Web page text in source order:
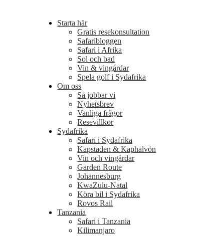
Starta här
Gratis resekonsultation
Safaribloggen
Safari i Afrika
Sol och bad
Vin & vingårdar
Spela golf i Sydafrika
Om oss
Så jobbar vi
Nyhetsbrev
Vanliga frågor
Resevillkor
Sydafrika
Safari i Sydafrika
Kapstaden & Kaphalvön
Vin och vingårdar
Garden Route
Johannesburg
KwaZulu-Natal
Köra bil i Sydafrika
Rovos Rail
Tanzania
Safari i Tanzania
Kilimanjaro